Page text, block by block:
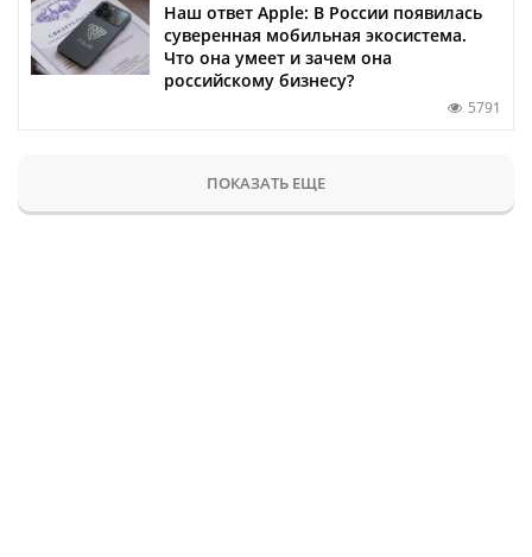
Наш ответ Apple: В России появилась
суверенная мобильная экосистема.
Что она умеет и зачем она
российскому бизнесу?
5791
ПОКАЗАТЬ ЕЩЕ